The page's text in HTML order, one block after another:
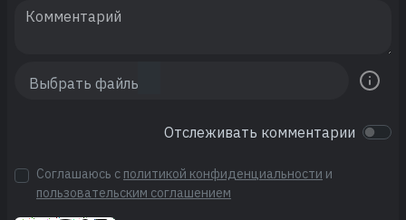
Отслеживать комментарии
Соглашаюсь с политикой конфиденциальности и
пользовательским соглашением